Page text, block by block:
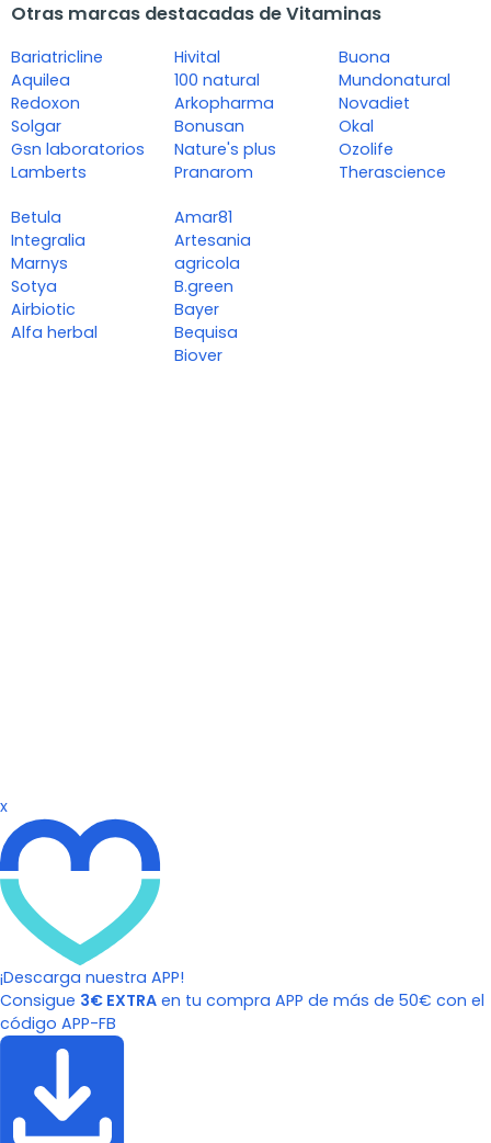
Otras marcas destacadas de Vitaminas
Bariatricline
Aquilea
Redoxon
Solgar
Gsn laboratorios
Lamberts
Hivital
100 natural
Arkopharma
Bonusan
Nature's plus
Pranarom
Buona
Mundonatural
Novadiet
Okal
Ozolife
Therascience
Betula
Integralia
Marnys
Sotya
Airbiotic
Alfa herbal
Amar81
Artesania
agricola
B.green
Bayer
Bequisa
Biover
x
¡Descarga nuestra APP!
Consigue 3€ EXTRA en tu compra APP de más de 50€ con el
código APP-FB